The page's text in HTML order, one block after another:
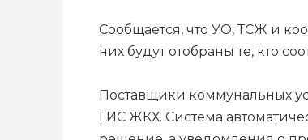
Сообщается, что УО, ТСЖ и
них будут отобраны те, кто
Поставщики коммунальных
ГИС ЖКХ. Система